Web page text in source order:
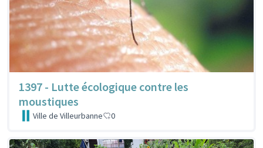
1397 - Lutte écologique contre les
moustiques
Ville de Villeurbanne 0